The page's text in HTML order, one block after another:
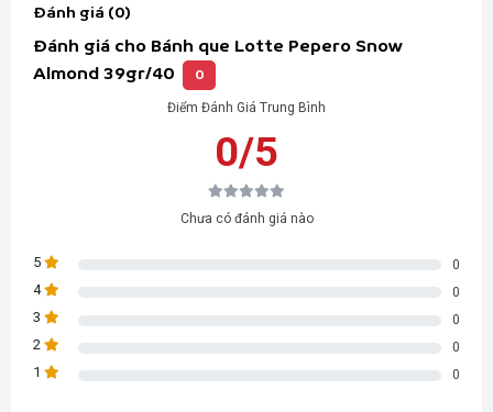
Đánh giá (0)
Đánh giá cho Bánh que Lotte Pepero Snow
Almond 39gr/40
0
Điểm Đánh Giá Trung Bình
0/5
Chưa có đánh giá nào
5 0
4 0
3 0
2 0
1 0